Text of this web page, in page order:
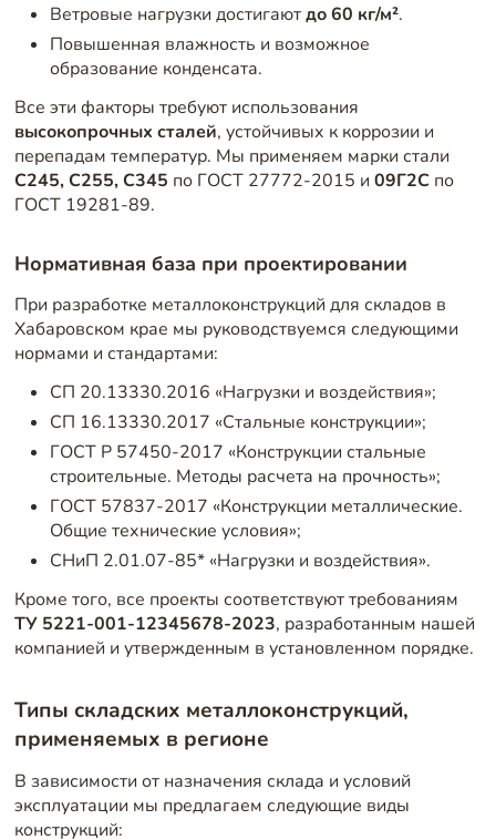
Ветровые нагрузки достигаютдо 60 кг/м².
Повышенная влажность и возможное
образование конденсата.
Все эти факторы требуют использования
высокопрочных сталей, устойчивых к коррозии и
перепадам температур. Мы применяем марки стали
С245, С255, С345 по ГОСТ 27772-2015 и 09Г2Спо
ГОСТ 19281-89.
Нормативная база при проектировании
При разработке металлоконструкций для складов в
Хабаровском крае мы руководствуемся следующими
нормами и стандартами:
СП 20.13330.2016 «Нагрузки и воздействия»;
СП 16.13330.2017 «Стальные конструкции»;
ГОСТ Р 57450-2017 «Конструкции стальные
строительные. Методы расчета на прочность»;
ГОСТ 57837-2017 «Конструкции металлические.
Общие технические условия»;
СНиП 2.01.07-85* «Нагрузки и воздействия».
Кроме того, все проекты соответствуют требованиям
ТУ 5221-001-12345678-2023, разработанным нашей
компанией и утвержденным в установленном порядке.
Типы складских металлоконструкций,
применяемых в регионе
В зависимости от назначения склада и условий
эксплуатации мы предлагаем следующие виды
конструкций: